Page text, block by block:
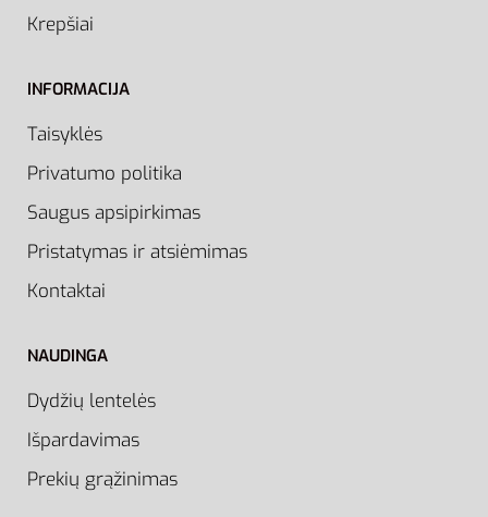
Krepšiai
INFORMACIJA
Taisyklės
Privatumo politika
Saugus apsipirkimas
Pristatymas ir atsiėmimas
Kontaktai
NAUDINGA
Dydžių lentelės
Išpardavimas
Prekių grąžinimas